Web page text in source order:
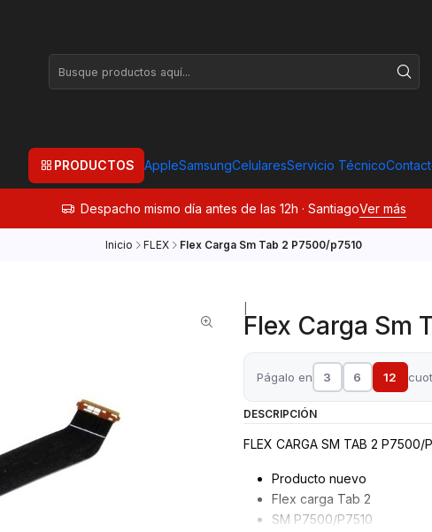
PRODUCTOS AppleSamsungCelularesServicio Técnico
Despacho mismo día antes de las 12h · SantiagoVer más
Inicio FLEX Flex Carga Sm Tab 2 P7500/p7510
Flex Carga Sm
Págalo en 3 6 12
DESCRIPCIÓN
FLEX CARGA SM TAB 2 P7500/
Producto nuevo
Flex carga Tab 2
SM P7500/P7510